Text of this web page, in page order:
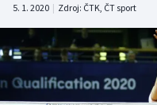
DALŠÍ SPORTY
NEPŘEHLÉDNĚTE
5. 1. 2020 | Zdroj: ČTK, ČT sport